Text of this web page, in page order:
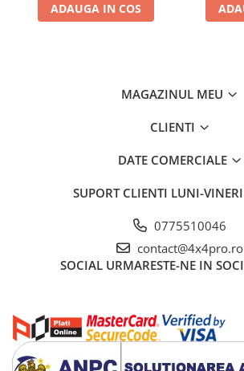
ADAUGA IN COS
MAGAZINUL MEU
CLIENTI
DATE COMERCIALE
SUPORT CLIENTI LUNI-
0775510046
contact@4x4pro.ro
SOCIAL URMARESTE-NE IN